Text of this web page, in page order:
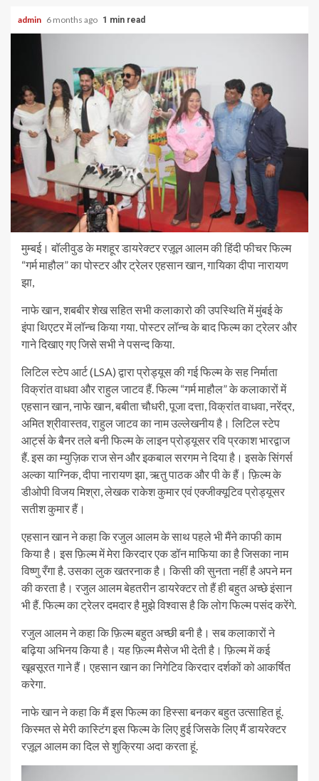
admin 6 months ago 1 min read
मुम्बई। बॉलीवुड के मशहूर डायरेक्टर रज़ूल आलम की हिंदी फीचर फिल्म
“गर्म माहौल” का पोस्टर और ट्रेलर एहसान खान, गायिका दीपा नारायण
झा,
नाफे खान, शबबीर शेख सहित सभी कलाकारो की उपस्थिति में मुंबई के
इंपा थिएटर में लॉन्च किया गया. पोस्टर लॉन्च के बाद फिल्म का ट्रेलर और
गाने दिखाए गए जिसे सभी ने पसन्द किया.
लिटिल स्टेप आर्ट (LSA) द्वारा प्रोड्यूस की गई फिल्म के सह निर्माता
विक्रांत वाधवा और राहुल जाटव हैं. फिल्म “गर्म माहौल” के कलाकारों में
एहसान खान, नाफे खान, बबीता चौधरी, पूजा दत्ता, विक्रांत वाधवा, नरेंद्र,
अमित श्रीवास्तव, राहुल जाटव का नाम उल्लेखनीय है। लिटिल स्टेप
आर्ट्स के बैनर तले बनी फिल्म के लाइन प्रोड्यूसर रवि प्रकाश भारद्वाज
हैं. इस का म्युज़िक राज सेन और इकबाल सरगम ने दिया है। इसके सिंगर्स
अल्का याग्निक, दीपा नारायण झा, ऋतु पाठक और पी के हैं। फ़िल्म के
डीओपी विजय मिश्रा, लेखक राकेश कुमार एवं एक्जीक्यूटिव प्रोड्यूसर
सतीश कुमार हैं।
एहसान खान ने कहा कि रजुल आलम के साथ पहले भी मैंने काफी काम
किया है। इस फ़िल्म में मेरा किरदार एक डॉन माफिया का है जिसका नाम
विष्णु रँगा है. उसका लुक खतरनाक है। किसी की सुनता नहीं है अपने मन
की करता है। रजुल आलम बेहतरीन डायरेक्टर तो हैं ही बहुत अच्छे इंसान
भी हैं. फिल्म का ट्रेलर दमदार है मुझे विश्वास है कि लोग फिल्म पसंद करेंगे.
रजुल आलम ने कहा कि फ़िल्म बहुत अच्छी बनी है। सब कलाकारों ने
बढ़िया अभिनय किया है। यह फ़िल्म मैसेज भी देती है। फ़िल्म में कई
खूबसूरत गाने हैं। एहसान खान का निगेटिव किरदार दर्शकों को आकर्षित
करेगा.
नाफे खान ने कहा कि मैं इस फिल्म का हिस्सा बनकर बहुत उत्साहित हूं.
किस्मत से मेरी कास्टिंग इस फिल्म के लिए हुई जिसके लिए मैं डायरेक्टर
रज़ूल आलम का दिल से शुक्रिया अदा करता हूं.